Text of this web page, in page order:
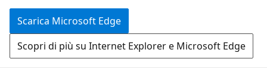
Scarica Microsoft Edge
Scopri di più su Internet Explorer e Microsoft Edge